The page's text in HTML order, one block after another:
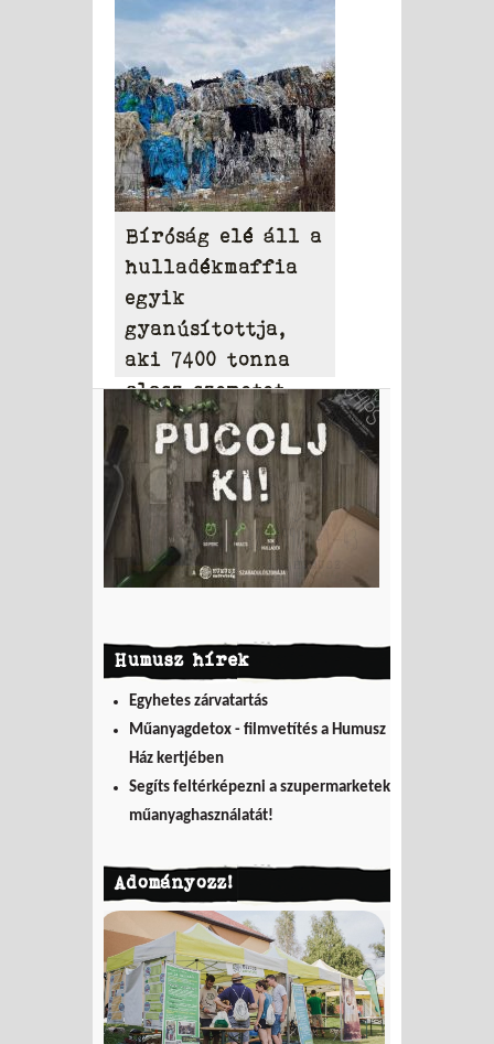
vizeiben
Bíróság elé áll a
hulladékmaffia
egyik
gyanúsítottja,
aki 7400 tonna
olasz szemetet
hordott Tamásiba
Humusz hírek
Egyhetes zárvatartás
Műanyagdetox - filmvetítés a Humusz
Ház kertjében
Segíts feltérképezni a szupermarketek
műanyaghasználatát!
Adományozz!